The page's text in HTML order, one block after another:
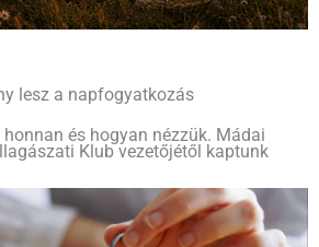
lesz a napfogyatkozás
honnan és hogyan nézzük. Mádai
Klub vezetőjétől kaptunk